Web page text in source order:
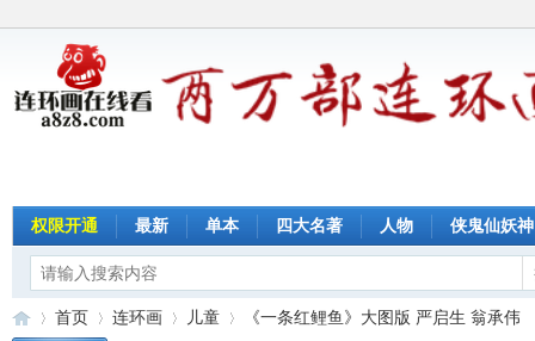
权限开通 最新 单本 四大名著 人物 侠鬼仙妖神
首页 连环画 儿童 《一条红鲤鱼》大图版 严启生 翁承伟